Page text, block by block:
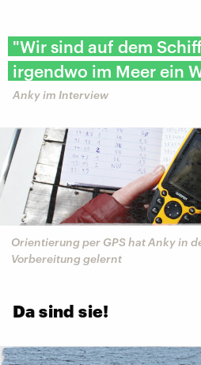
"Wir sind auf dem
irgendwo im Meer ein
Anky im Interview
Orientierung per GPS hat Anky in
Vorbereitung gelernt
Da sind sie!